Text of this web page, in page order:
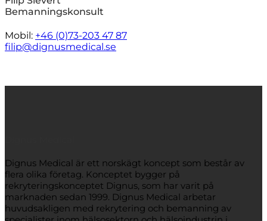
Bemanningskonsult
Mobil: +46 (0)73-203 47 87
filip@dignusmedical.se
Dignus Medical är ett norskägt koncept som består av
flera olika företag. Konceptet bygger på
rekryteringskonceptet Dignus, som har varit på
marknaden sedan 1999. Dignus Medical arbetar
huvudsakligen med rekrytering och bemanning av